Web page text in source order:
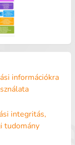
információkra
integritás,
tudomány